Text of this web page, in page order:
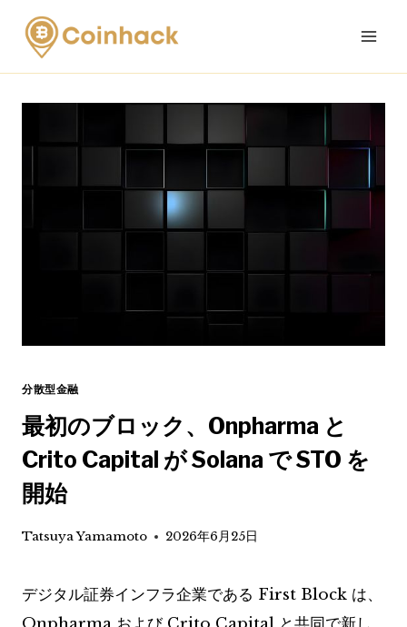
Skip
content
分散型金融
最初のブロック、Onpharma と
Crito Capital が Solana で STO を
開始
Tatsuya Yamamoto 2026年6月25日
デジタル証券インフラ企業である First Block は、